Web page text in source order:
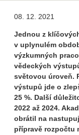
08. 12. 2021
Jednou z
v uplynulém
výzkumných
vědeckých
světovou úroveň.
výstupů jde o
25 %. Další
2022 až 2024.
obrátil na
přípravě rozpočtu